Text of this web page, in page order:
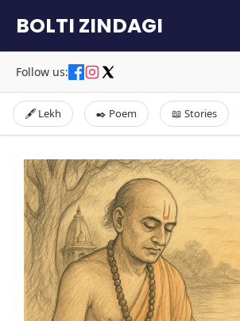
content
BOLTI ZINDAGI
Follow us:
🖋️ Lekh ✒️ Poem 📖 Stories